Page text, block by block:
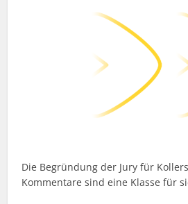
Die Begründung der Jury für
Kommentare sind eine Klasse für